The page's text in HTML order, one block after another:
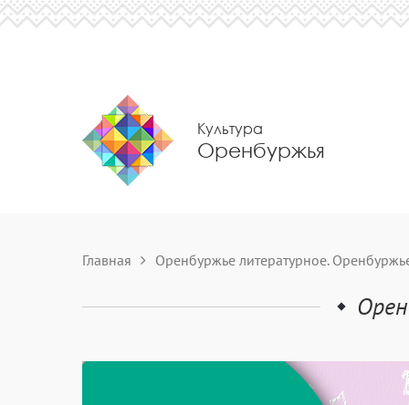
Культура
Оренбуржья
Главная Оренбуржье литературное.